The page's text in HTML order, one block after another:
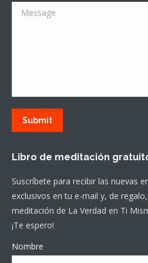
Message
Submit
Libro de meditación
Suscríbete para recibir las nuevas
exclusivos en tu e-mail y, de
meditación de La Verdad en Ti
¡Te espero!
Nombre